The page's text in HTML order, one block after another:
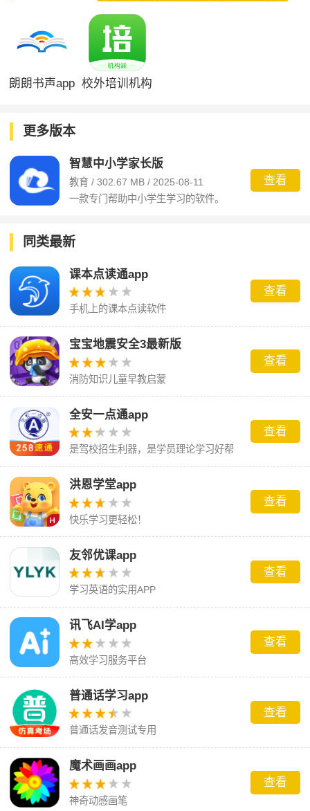
朗朗书声app 校外培训机构
更多版本
智慧中小学家长版
教育 / 302.67 MB / 2025-08-11
一款专门帮助中小学生学习的软件。
查看
同类最新
课本点读通app
手机上的课本点读软件
查看
宝宝地震安全3最新版
消防知识儿童早教启蒙
查看
全安一点通app
是驾校招生利器，是学员理论学习好帮
手
查看
洪恩学堂app
快乐学习更轻松！
查看
友邻优课app
学习英语的实用APP
查看
讯飞AI学app
高效学习服务平台
查看
普通话学习app
普通话发音测试专用
查看
魔术画画app
神奇动感画笔
查看